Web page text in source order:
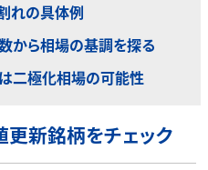
れの具体例
から相場の基調を探る
二極化相場の可能性
更新銘柄をチェック